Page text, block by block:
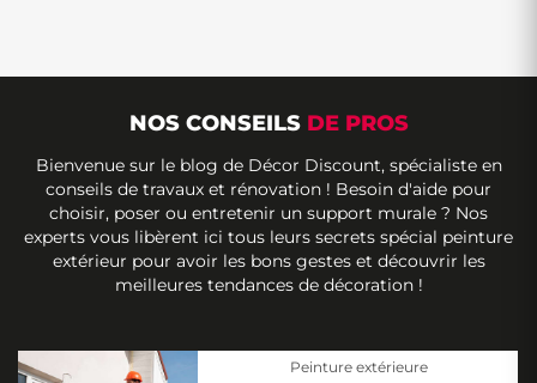
NOS CONSEILS DE PROS
Bienvenue sur le blog de Décor Discount, spécialiste en
conseils de travaux et rénovation ! Besoin d'aide pour
choisir, poser ou entretenir un support murale ? Nos
experts vous libèrent ici tous leurs secrets spécial peinture
extérieur pour avoir les bons gestes et découvrir les
meilleures tendances de décoration !
Peinture extérieure